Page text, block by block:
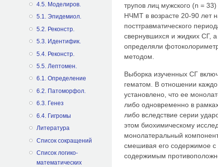
4.5. Mоделиров.
5.1. Эпидемиол.
5.2. Реконстр.
5.3. Идентифик.
5.4. Реконстр.
5.5. Лептомен.
6.1. Определение
6.2. Патоморфол.
6.3. Генез
6.4. Гигромы
Литература
Список сокращений
Список логико-
математических
трупов лиц мужского (n =
НЧМТ в возрасте 20-90 лет
посттравматического
свернувшихся и жидких СГ,
определяли
методом.
Выборка изученных СГ
гематом. В отношении
установлено, что ее
либо одновременно в
либо вследствие серии
этом биохимическому
монолатеральный
смешивая его содержимое с
содержимым